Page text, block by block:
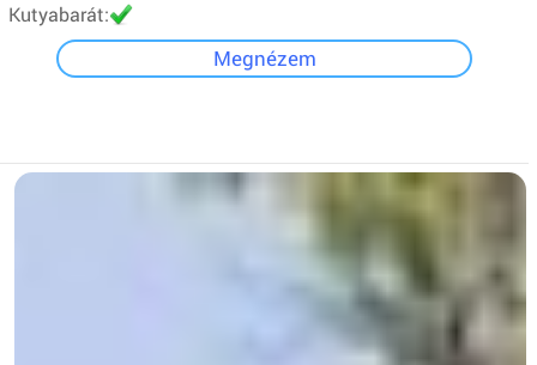
Kutyabarát:
Megnézem